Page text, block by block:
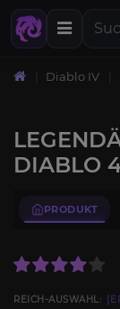
Diablo IV
DIABLO
PRODUKT
REICH-AUSWAHL: